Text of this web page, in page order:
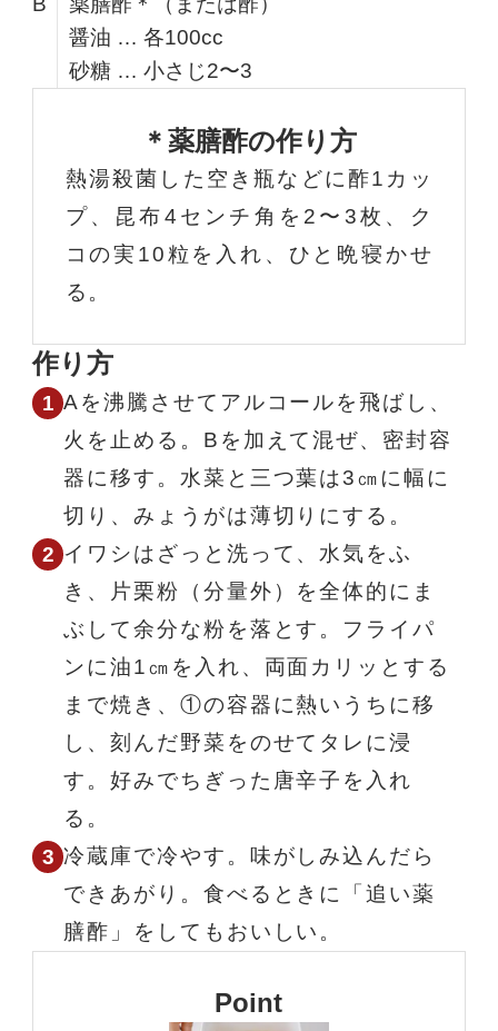
醤油 … 各100cc
砂糖 … 小さじ2〜3
＊薬膳酢の作り方
熱湯殺菌した空き瓶などに酢1カッ
プ、昆布4センチ角を2〜3枚、ク
コの実10粒を入れ、ひと晩寝かせ
る。
作り方
Aを沸騰させてアルコールを飛ばし、
火を止める。Bを加えて混ぜ、密封容
器に移す。水菜と三つ葉は3㎝に幅に
切り、みょうがは薄切りにする。
イワシはざっと洗って、水気をふ
き、片栗粉（分量外）を全体的にま
ぶして余分な粉を落とす。フライパ
ンに油1㎝を入れ、両面カリッとする
まで焼き、①の容器に熱いうちに移
し、刻んだ野菜をのせてタレに浸
す。好みでちぎった唐辛子を入れ
る。
冷蔵庫で冷やす。味がしみ込んだら
できあがり。食べるときに「追い薬
膳酢」をしてもおいしい。
Point